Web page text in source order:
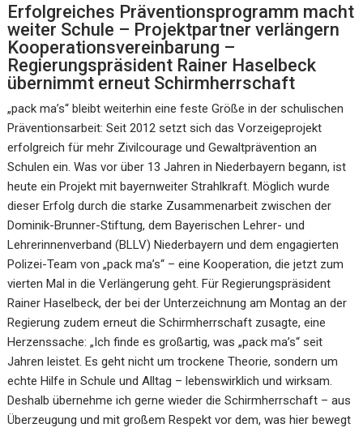
Erfolgreiches Präventionsprogramm macht
weiter Schule – Projektpartner verlängern
Kooperationsvereinbarung –
Regierungspräsident Rainer Haselbeck
übernimmt erneut Schirmherrschaft
„pack ma’s“ bleibt weiterhin eine feste Größe in der schulischen
Präventionsarbeit: Seit 2012 setzt sich das Vorzeigeprojekt
erfolgreich für mehr Zivilcourage und Gewaltprävention an
Schulen ein. Was vor über 13 Jahren in Niederbayern begann, ist
heute ein Projekt mit bayernweiter Strahlkraft. Möglich wurde
dieser Erfolg durch die starke Zusammenarbeit zwischen der
Dominik-Brunner-Stiftung, dem Bayerischen Lehrer- und
Lehrerinnenverband (BLLV) Niederbayern und dem engagierten
Polizei-Team von „pack ma’s“ – eine Kooperation, die jetzt zum
vierten Mal in die Verlängerung geht. Für Regierungspräsident
Rainer Haselbeck, der bei der Unterzeichnung am Montag an der
Regierung zudem erneut die Schirmherrschaft zusagte, eine
Herzenssache: „Ich finde es großartig, was „pack ma’s“ seit
Jahren leistet. Es geht nicht um trockene Theorie, sondern um
echte Hilfe in Schule und Alltag – lebenswirklich und wirksam.
Deshalb übernehme ich gerne wieder die Schirmherrschaft – aus
Überzeugung und mit großem Respekt vor dem, was hier bewegt